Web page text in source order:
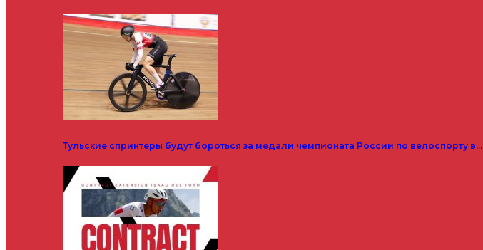
Тульские спринтеры будут бороться за медали чемпионата России по велоспорту в…